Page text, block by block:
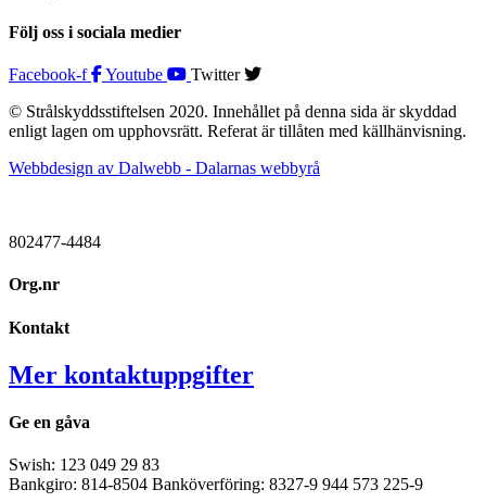
Följ oss i sociala medier
Facebook-f Youtube
Twitter
© Strålskyddsstiftelsen 2020. Innehållet på denna sida är skyddad
enligt lagen om upphovsrätt. Referat är tillåten med källhänvisning.
Webbdesign av Dalwebb - Dalarnas webbyrå
802477-4484
Org.nr
Kontakt
Mer kontaktuppgifter
Ge en gåva
Swish: 123 049 29 83
Bankgiro: 814-8504 Banköverföring: 8327-9 944 573 225-9